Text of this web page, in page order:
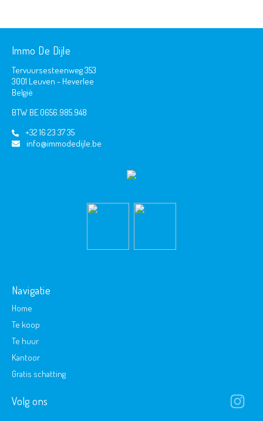
Immo De Dijle
Tervuursesteenweg 353
3001 Leuven - Heverlee
België
BTW BE 0656.985.948
+32 16 23 37 35
info@immodedijle.be
Navigatie
Home
Te koop
Te huur
Kantoor
Gratis schatting
Volg ons